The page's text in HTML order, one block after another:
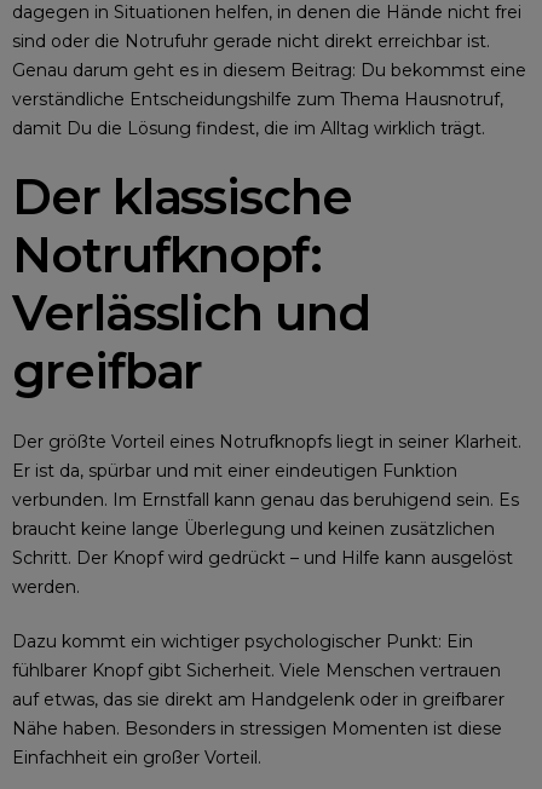
dagegen in Situationen helfen, in denen die Hände nicht frei
sind oder die Notrufuhr gerade nicht direkt erreichbar ist.
Genau darum geht es in diesem Beitrag: Du bekommst eine
verständliche Entscheidungshilfe zum Thema Hausnotruf,
damit Du die Lösung findest, die im Alltag wirklich trägt.
Der klassische
Notrufknopf:
Verlässlich und
greifbar
Der größte Vorteil eines Notrufknopfs liegt in seiner Klarheit.
Er ist da, spürbar und mit einer eindeutigen Funktion
verbunden. Im Ernstfall kann genau das beruhigend sein. Es
braucht keine lange Überlegung und keinen zusätzlichen
Schritt. Der Knopf wird gedrückt – und Hilfe kann ausgelöst
werden.
Dazu kommt ein wichtiger psychologischer Punkt: Ein
fühlbarer Knopf gibt Sicherheit. Viele Menschen vertrauen
auf etwas, das sie direkt am Handgelenk oder in greifbarer
Nähe haben. Besonders in stressigen Momenten ist diese
Einfachheit ein großer Vorteil.